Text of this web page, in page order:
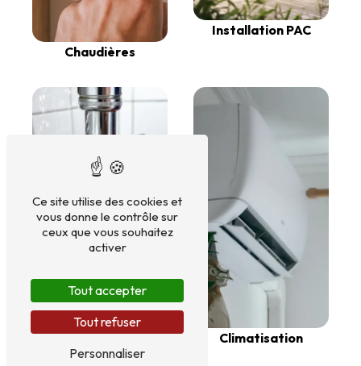
Chaudières
Installation PAC
Plombier-
chauffagiste
Climatisation
Ce site utilise des cookies et
vous donne le contrôle sur
ceux que vous souhaitez
activer
Tout accepter
Tout refuser
Personnaliser